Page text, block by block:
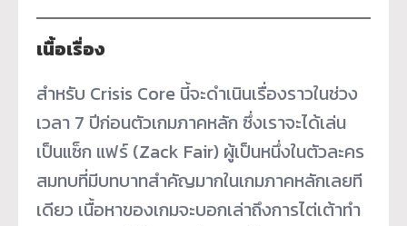
เนื้อเรื่อง
สำหรับ Crisis Core นี้จะดำเนินเรื่องราวในช่วง
เวลา 7 ปีก่อนตัวเกมภาคหลัก ซึ่งเราจะได้เล่น
เป็นแซ็ก แฟร์ (Zack Fair) ผู้เป็นหนึ่งในตัวละคร
สมทบที่มีบทบาทสำคัญมากในเกมภาคหลักเลยที
เดียว เนื้อหาของเกมจะบอกเล่าถึงการไต่เต้าทำ